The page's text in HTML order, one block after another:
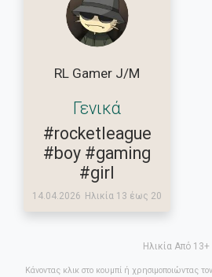
RL Gamer J/M
Γενικά
#rocketleague
#boy #gaming
#girl
14.04.2026 Ηλικία 13 έως 20
Ηλικία Από 13+
Κάνοντας κλικ στο κουμπί ή χρησιμοποιώντας